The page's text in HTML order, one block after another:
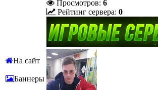
На сайт
Баннеры
Просмотров: 6
Рейтинг сервера: 0